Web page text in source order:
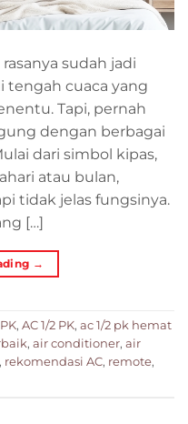
sudah jadi
tengah cuaca yang
Tapi, pernah
dengan berbagai
dari simbol kipas,
atau bulan,
tidak jelas fungsinya.
[…]
→
, AC 1/2 PK, ac 1/2 pk hemat
, air conditioner, air
, rekomendasi AC, remote,